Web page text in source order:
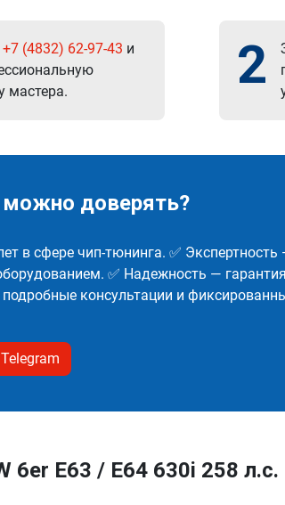
+7 (4832) 62-97-43 и
мастера.
2
доверять?
в сфере чип-тюнинга. ✅
✅ Надежность —
консультации и
Telegram
6er E63 / E64 630i 258